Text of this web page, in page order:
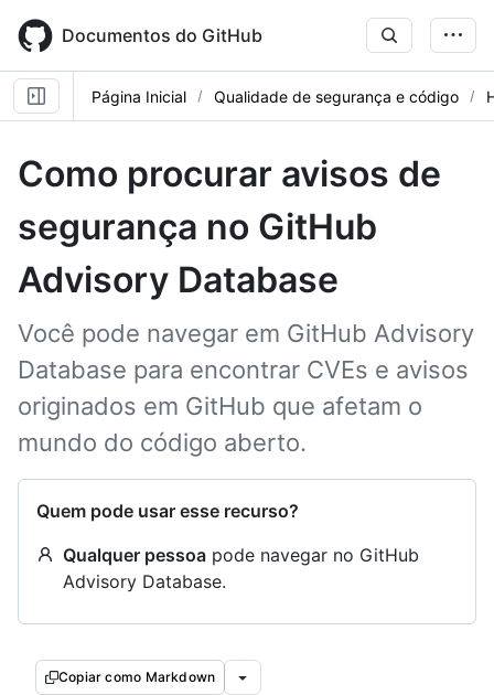
main
content
Documentos do GitHub
Página Inicial Qualidade de segurança e código
Como procurar avisos de
segurança no GitHub
Advisory Database
Você pode navegar em GitHub Advisory
Database para encontrar CVEs e avisos
originados em GitHub que afetam o
mundo do código aberto.
Quem pode usar esse recurso?
Qualquer pessoa pode navegar no GitHub
Advisory Database.
Copiar como Markdown